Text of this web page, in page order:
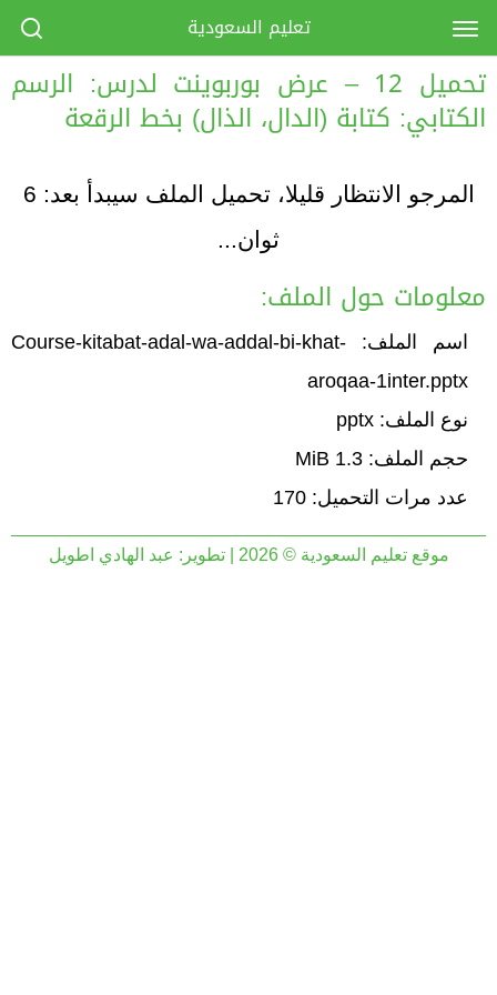
تحميل 12 – عرض بوربوينت لدرس: الرسم
الكتابي: كتابة (الدال، الذال) بخط الرقعة
المرجو الانتظار قليلا، تحميل الملف سيبدأ بعد: 6
ثوان...
معلومات حول الملف:
اسم الملف: Course-kitabat-adal-wa-addal-bi-khat-
aroqaa-1inter.pptx
نوع الملف: pptx
حجم الملف: 1.3 MiB
عدد مرات التحميل: 170
موقع تعليم السعودية © 2026 | تطوير: عبد الهادي اطويل
تعليم السعودية